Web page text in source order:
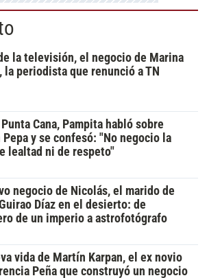
la televisión, el negocio de Marina
la periodista que renunció a TN
Punta Cana, Pampita habló sobre
Pepa y se confesó: "No negocio la
lealtad ni de respeto"
negocio de Nicolás, el marido de
Díaz en el desierto: de
de un imperio a astrofotógrafo
vida de Martín Karpan, el ex novio
Peña que construyó un negocio